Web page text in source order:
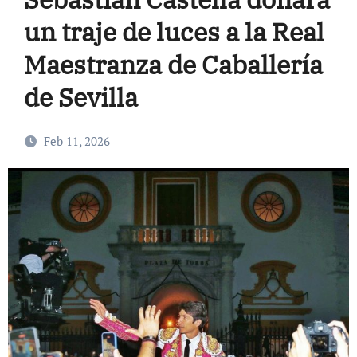
un traje de luces a la Real
Maestranza de Caballería
de Sevilla
Feb 11, 2026